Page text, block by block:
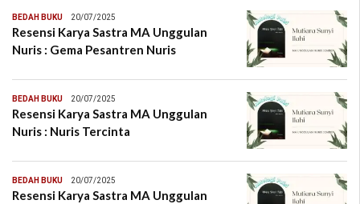
BEDAH BUKU 20/07/2025
Resensi Karya Sastra MA Unggulan
Nuris : Gema Pesantren Nuris
BEDAH BUKU 20/07/2025
Resensi Karya Sastra MA Unggulan
Nuris : Nuris Tercinta
BEDAH BUKU 20/07/2025
Resensi Karya Sastra MA Unggulan